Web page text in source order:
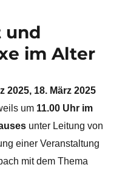
und
im Alter
2025, 18. März 2025
um 11.00 Uhr im
unter Leitung von
einer Veranstaltung
mit dem Thema